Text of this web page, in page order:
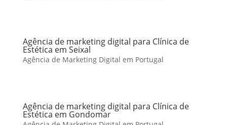
Agência de marketing digital para Clínica de
Estética em Seixal
Agência de Marketing Digital em Portugal
Agência de marketing digital para Clínica de
Estética em Gondomar